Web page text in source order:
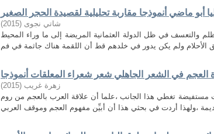
أبو ماضي أنموذجا مقاربة تحليلية لقصيدة الحجر الصغير
شاتي نجوى (
2015
)
والتعسف في ظل الدولة العثمانية المريضة إلى ما وراء المحيط
العجم في الشعر الجاهلي شعر شعراء المعلقات أنموذجا
زهرة غريب (
2015
)
تغطي هذا الجانب ،علما أن علاقة العرب بالعجم من روم